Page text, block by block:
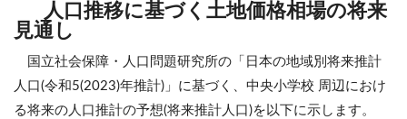
人口推移に基づく土地価格相場の将来
見通し
国立社会保障・人口問題研究所の「日本の地域別将来推計
人口(令和5(2023)年推計)」に基づく、中央小学校 周辺におけ
る将来の人口推計の予想(将来推計人口)を以下に示します。